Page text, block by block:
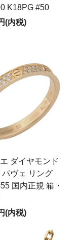
K18PG #50
(内税)
ダイヤモンド
パヴェ リング
国内正規 箱・
(内税)